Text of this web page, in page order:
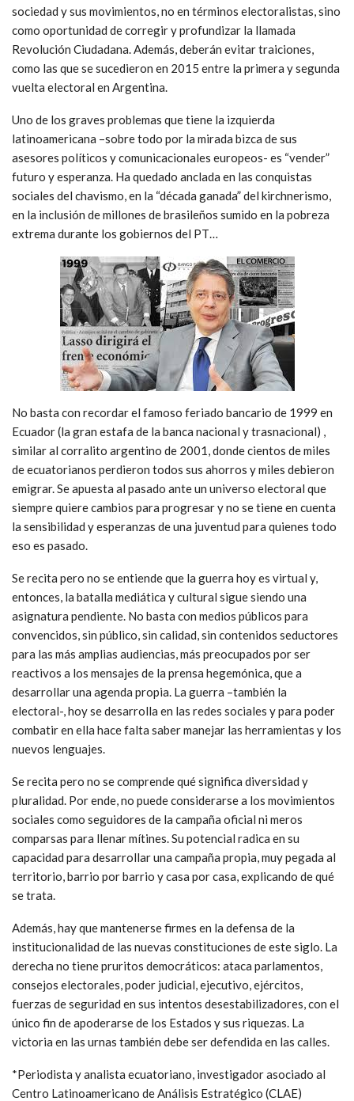
Humberto Cholango, ex presidente del Ecuarunari y la Conaie,
y candidato a Asambleísta Nacional que obtuvo más de
ideológica de izquierda yo jamás votaré por un banquero pero
soy respetuoso de la decisión que se tome dentro del
movimiento Pachakutik”.
El futuro hay que construirlo
Para tener posibilidades de éxito en la segunda vuelta, Alianza
País y sus candidatos deberán recomponer el lazo con la
sociedad y sus movimientos, no en términos electoralistas, sino
como oportunidad de corregir y profundizar la llamada
Revolución Ciudadana. Además, deberán evitar traiciones,
como las que se sucedieron en 2015 entre la primera y segunda
vuelta electoral en Argentina.
Uno de los graves problemas que tiene la izquierda
latinoamericana –sobre todo por la mirada bizca de sus
asesores políticos y comunicacionales europeos- es “vender”
futuro y esperanza. Ha quedado anclada en las conquistas
en la inclusión de millones de brasileños sumido en la pobreza
extrema durante los gobiernos del PT…
No basta con recordar el famoso feriado bancario de 1999 en
Ecuador (la gran estafa de la banca nacional y trasnacional) ,
similar al corralito argentino de 2001, donde cientos de miles
de ecuatorianos perdieron todos sus ahorros y miles debieron
emigrar. Se apuesta al pasado ante un universo electoral que
siempre quiere cambios para progresar y no se tiene en cuenta
la sensibilidad y esperanzas de una juventud para quienes todo
eso es pasado.
Se recita pero no se entiende que la guerra hoy es virtual y,
entonces, la batalla mediática y cultural sigue siendo una
asignatura pendiente. No basta con medios públicos para
convencidos, sin público, sin calidad, sin contenidos seductores
para las más amplias audiencias, más preocupados por ser
reactivos a los mensajes de la prensa hegemónica, que a
desarrollar una agenda propia. La guerra –también la
combatir en ella hace falta saber manejar las herramientas y los
Se recita pero no se comprende qué significa diversidad y
pluralidad. Por ende, no puede considerarse a los movimientos
sociales como seguidores de la campaña oficial ni meros
comparsas para llenar mítines. Su potencial radica en su
territorio, barrio por barrio y casa por casa, explicando de qué